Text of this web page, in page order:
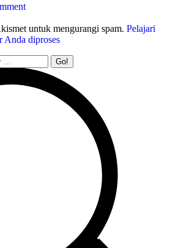
untuk mengurangi spam. Pelajari
Anda diproses